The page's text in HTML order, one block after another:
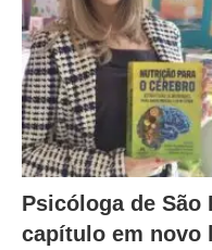
Psicóloga de São
capítulo em novo